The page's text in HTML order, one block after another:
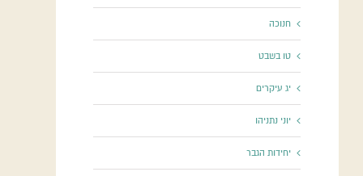
חנוכה
טו בשבט
יג עיקרים
יוני נתניהו
יחידות הגבר